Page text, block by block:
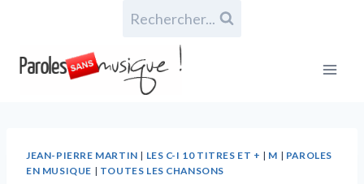
Rechercher...
JEAN-PIERRE MARTIN | LES C-I 10 TITRES ET + | M | PAROLES
EN MUSIQUE | TOUTES LES CHANSONS